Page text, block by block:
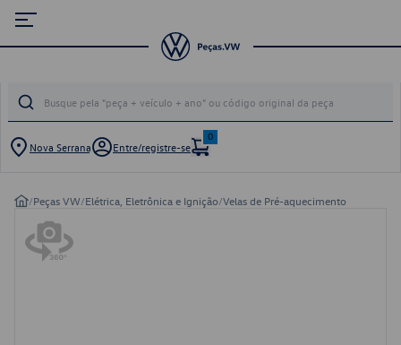
Nova Serrana Entre/registre-se
0
/Peças VW/Elétrica, Eletrônica e Ignição/Velas de Pré-aquecimento